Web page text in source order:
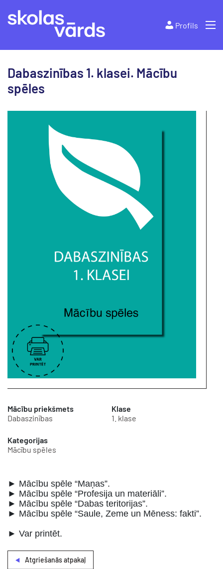
Profils
Dabaszinības 1. klasei. Mācību
spēles
Mācību priekšmets
Dabaszinības
Klase
1. klase
Kategorijas
Mācību spēles
► Mācību spēle “Maņas”.
► Mācību spēle “Profesija un materiāli”.
► Mācību spēle “Dabas teritorijas”.
► Mācību spēle “Saule, Zeme un Mēness: fakti”.
► Var printēt.
Atgriešanās atpakaļ